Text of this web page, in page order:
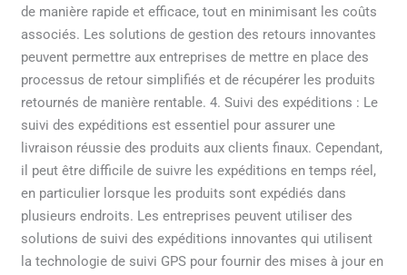
de manière rapide et efficace, tout en minimisant les coûts
associés. Les solutions de gestion des retours innovantes
peuvent permettre aux entreprises de mettre en place des
processus de retour simplifiés et de récupérer les produits
retournés de manière rentable. 4. Suivi des expéditions : Le
suivi des expéditions est essentiel pour assurer une
livraison réussie des produits aux clients finaux. Cependant,
il peut être difficile de suivre les expéditions en temps réel,
en particulier lorsque les produits sont expédiés dans
plusieurs endroits. Les entreprises peuvent utiliser des
solutions de suivi des expéditions innovantes qui utilisent
la technologie de suivi GPS pour fournir des mises à jour en